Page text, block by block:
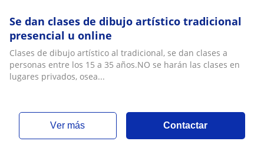
Se dan clases de dibujo artístico tradicional
presencial u online
Clases de dibujo artístico al tradicional, se dan clases a
personas entre los 15 a 35 años.NO se harán las clases en
lugares privados, osea...
ver más Contactar